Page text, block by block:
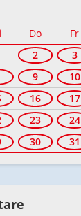
Do Fr
2 3
9 10
16 17
23 24
30 31